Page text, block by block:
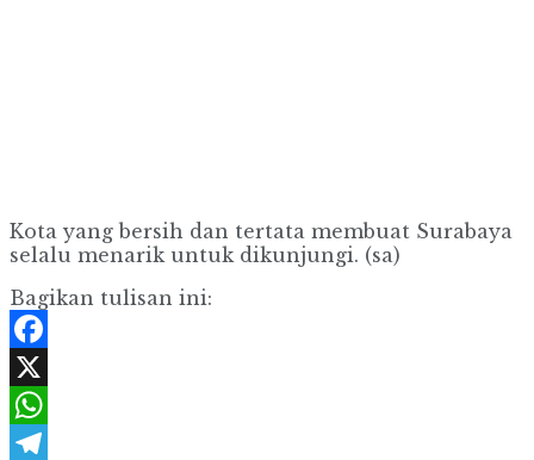
Kota yang bersih dan tertata membuat Surabaya
selalu menarik untuk dikunjungi. (sa)
Bagikan tulisan ini:
Facebook
X
WhatsApp